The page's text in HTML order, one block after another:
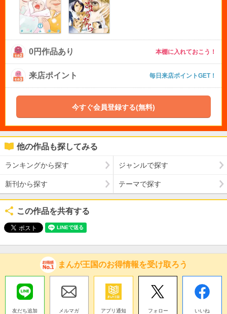
0円作品あり 本棚に入れておこう！
来店ポイント 毎日来店ポイントGET！
今すぐ会員登録する(無料)
他の作品も探してみる
ランキングから探す ジャンルで探す
新刊から探す テーマで探す
この作品を共有する
まんが王国のお得情報を受け取ろう
友だち追加
メルマガ アプリ通知 フォロー いいね